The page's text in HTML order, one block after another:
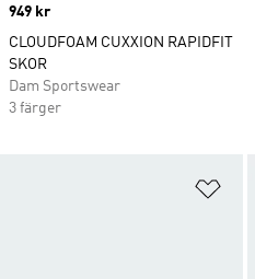
Price
949 kr
CLOUDFOAM CUXXION RAPIDFIT
SKOR
Dam Sportswear
3 färger